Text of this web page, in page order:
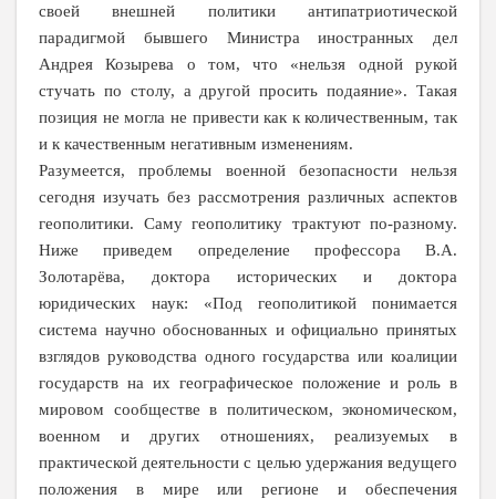
своей внешней политики антипатриотической
парадигмой бывшего Министра иностранных дел
Андрея Козырева о том, что «нельзя одной рукой
стучать по столу, а другой просить подаяние». Такая
позиция не могла не привести как к количественным, так
и к качественным негативным изменениям.
Разумеется, проблемы военной безопасности нельзя
сегодня изучать без рассмотрения различных аспектов
геополитики. Саму геополитику трактуют по-разному.
Ниже приведем определение профессора В.А.
Золотарёва, доктора исторических и доктора
юридических наук: «Под геополитикой понимается
система научно обоснованных и официально принятых
взглядов руководства одного государства или коалиции
государств на их географическое положение и роль в
мировом сообществе в политическом, экономическом,
военном и других отношениях, реализуемых в
практической деятельности с целью удержания ведущего
положения в мире или регионе и обеспечения